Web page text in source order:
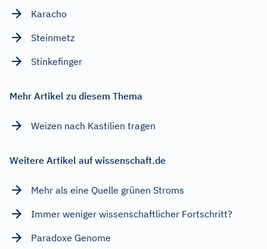
Karacho
Steinmetz
Stinkefinger
Mehr Artikel zu diesem Thema
Weizen nach Kastilien tragen
Weitere Artikel auf wissenschaft.de
Mehr als eine Quelle grünen Stroms
Immer weniger wissenschaftlicher Fortschritt?
Paradoxe Genome